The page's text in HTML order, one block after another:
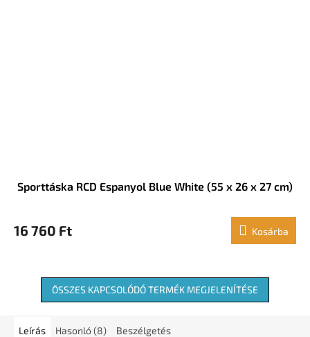
Sporttáska RCD Espanyol Blue White (55 x 26 x 27 cm)
16 760 Ft Kosárba
ÖSSZES KAPCSOLÓDÓ TERMÉK MEGJELENÍTÉSE
Leírás Hasonló (8) Beszélgetés